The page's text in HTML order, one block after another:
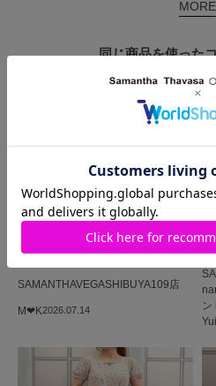
MORE
同じ商品を使った
2026.07.14
SAMANTHAVEGASHIBUYA109店
M‪‪❤︎‬K
ン